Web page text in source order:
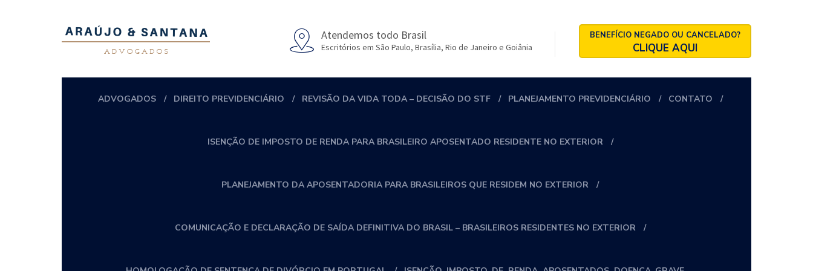
Atendemos todo Brasil
Escritórios em São Paulo, Brasília, Rio de Janeiro e Goiânia
BENEFÍCIO NEGADO OU CANCELADO?
CLIQUE AQUI
ADVOGADOS DIREITO PREVIDENCIÁRIO REVISÃO DA VIDA TODA – DECISÃO DO STF PLANEJAMENTO PREVIDENCIÁRIO CONTATO
ISENÇÃO DE IMPOSTO DE RENDA PARA BRASILEIRO APOSENTADO RESIDENTE NO EXTERIOR
PLANEJAMENTO DA APOSENTADORIA PARA BRASILEIROS QUE RESIDEM NO EXTERIOR
COMUNICAÇÃO E DECLARAÇÃO DE SAÍDA DEFINITIVA DO BRASIL – BRASILEIROS RESIDENTES NO EXTERIOR